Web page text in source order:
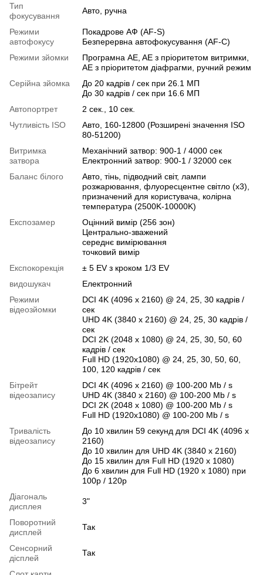
Тип
фокусування
Авто, ручна
Режими
автофокусу
Покадрове АФ (AF-S)
Безперервна автофокусування (AF-C)
Режими зйомки
Програмна AE, AE з пріоритетом витримки,
AE з пріоритетом діафрагми, ручний режим
Серійна зйомка
До 20 кадрів / сек при 26.1 МП
До 30 кадрів / сек при 16.6 МП
Автопортрет
2 сек., 10 сек.
Чутливість ISO
Авто, 160-12800 (Розширені значення ISO
80-51200)
Витримка
затвора
Механічний затвор: 900-1 / 4000 сек
Електронний затвор: 900-1 / 32000 сек
Баланс білого
Авто, тінь, підводний світ, лампи
розжарювання, флуоресцентне світло (x3),
призначений для користувача, колірна
температура (2500K-10000K)
Експозамер
Оцінний вимір (256 зон)
Центрально-зважений
середнє вимірювання
точковий вимір
Експокорекція
± 5 EV з кроком 1/3 EV
видошукач
Електронний
Режими
відеозйомки
DCI 4K (4096 x 2160) @ 24, 25, 30 кадрів /
сек
UHD 4K (3840 x 2160) @ 24, 25, 30 кадрів /
сек
DCI 2K (2048 x 1080) @ 24, 25, 30, 50, 60
кадрів / сек
Full HD (1920x1080) @ 24, 25, 30, 50, 60,
100, 120 кадрів / сек
Бітрейт
відеозапису
DCI 4K (4096 x 2160) @ 100-200 Mb / s
UHD 4K (3840 x 2160) @ 100-200 Mb / s
DCI 2K (2048 x 1080) @ 100-200 Mb / s
Full HD (1920x1080) @ 100-200 Mb / s
Тривалість
відеозапису
До 10 хвилин 59 секунд для DCI 4K (4096 x
2160)
До 10 хвилин для UHD 4K (3840 x 2160)
До 15 хвилин для Full HD (1920 x 1080)
До 6 хвилин для Full HD (1920 x 1080) при
100p / 120p
Діагональ
дисплея
3"
Поворотний
дисплей
Так
Сенсорний
дісплей
Так